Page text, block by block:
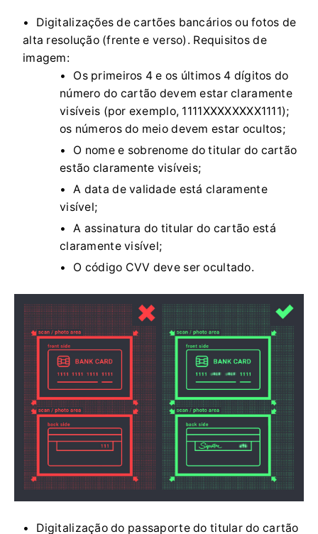
Digitalizações de cartões bancários ou fotos de
alta resolução (frente e verso). Requisitos de
imagem:
Os primeiros 4 e os últimos 4 dígitos do
número do cartão devem estar claramente
visíveis (por exemplo, 1111XXXXXXXX1111);
os números do meio devem estar ocultos;
O nome e sobrenome do titular do cartão
estão claramente visíveis;
A data de validade está claramente
visível;
A assinatura do titular do cartão está
claramente visível;
O código CVV deve ser ocultado.
Digitalização do passaporte do titular do cartão